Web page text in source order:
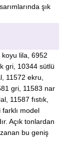
şık
lila, 6952
gri, 10344 sütlü
11572 ekru,
gri, 11583 nar
11587 fıstık,
model
Açık tonlardan
bu geniş